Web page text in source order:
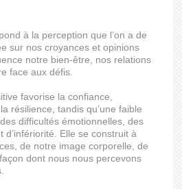
à la perception que l’on a de
sur nos croyances et opinions
notre bien-être, nos relations
face aux défis.
favorise la confiance,
résilience, tandis qu’une faible
difficultés émotionnelles, des
d’infériorité. Elle se construit à
de notre image corporelle, de
dont nous nous percevons